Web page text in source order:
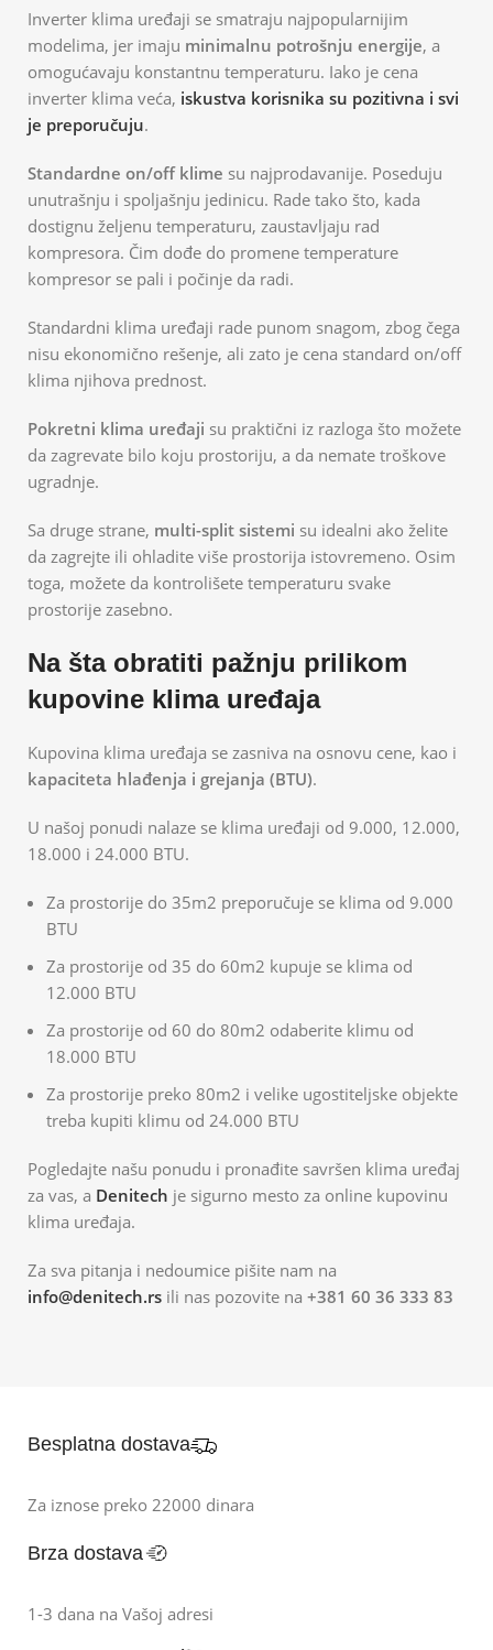
Inverter klima uređaji se smatraju najpopularnijim
modelima, jer imaju minimalnu potrošnju energije, a
omogućavaju konstantnu temperaturu. Iako je cena
inverter klima veća, iskustva korisnika su pozitivna i svi
je preporučuju.
Standardne on/off klime su najprodavanije. Poseduju
unutrašnju i spoljašnju jedinicu. Rade tako što, kada
dostignu željenu temperaturu, zaustavljaju rad
kompresora. Čim dođe do promene temperature
kompresor se pali i počinje da radi.
Standardni klima uređaji rade punom snagom, zbog čega
nisu ekonomično rešenje, ali zato je cena standard on/off
klima njihova prednost.
Pokretni klima uređaji su praktični iz razloga što možete
da zagrevate bilo koju prostoriju, a da nemate troškove
ugradnje.
Sa druge strane, multi-split sistemi su idealni ako želite
da zagrejte ili ohladite više prostorija istovremeno. Osim
toga, možete da kontrolišete temperaturu svake
prostorije zasebno.
Na šta obratiti pažnju prilikom
kupovine klima uređaja
Kupovina klima uređaja se zasniva na osnovu cene, kao i
kapaciteta hlađenja i grejanja (BTU).
U našoj ponudi nalaze se klima uređaji od 9.000, 12.000,
18.000 i 24.000 BTU.
Za prostorije do 35m2 preporučuje se klima od 9.000
BTU
Za prostorije od 35 do 60m2 kupuje se klima od
12.000 BTU
Za prostorije od 60 do 80m2 odaberite klimu od
18.000 BTU
Za prostorije preko 80m2 i velike ugostiteljske objekte
treba kupiti klimu od 24.000 BTU
Pogledajte našu ponudu i pronađite savršen klima uređaj
za vas, a Denitech je sigurno mesto za online kupovinu
klima uređaja.
Za sva pitanja i nedoumice pišite nam na
info@denitech.rs ili nas pozovite na +381 60 36 333 83
Besplatna dostava
Za iznose preko 22000 dinara
Brza dostava
1-3 dana na Vašoj adresi